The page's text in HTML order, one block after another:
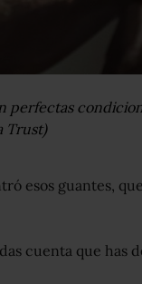
perfectas
Trust)
esos guantes,
cuenta que has